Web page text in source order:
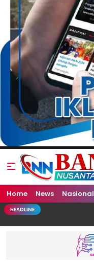
Banua Nusantara News
Home News Nasional
HEADLINE